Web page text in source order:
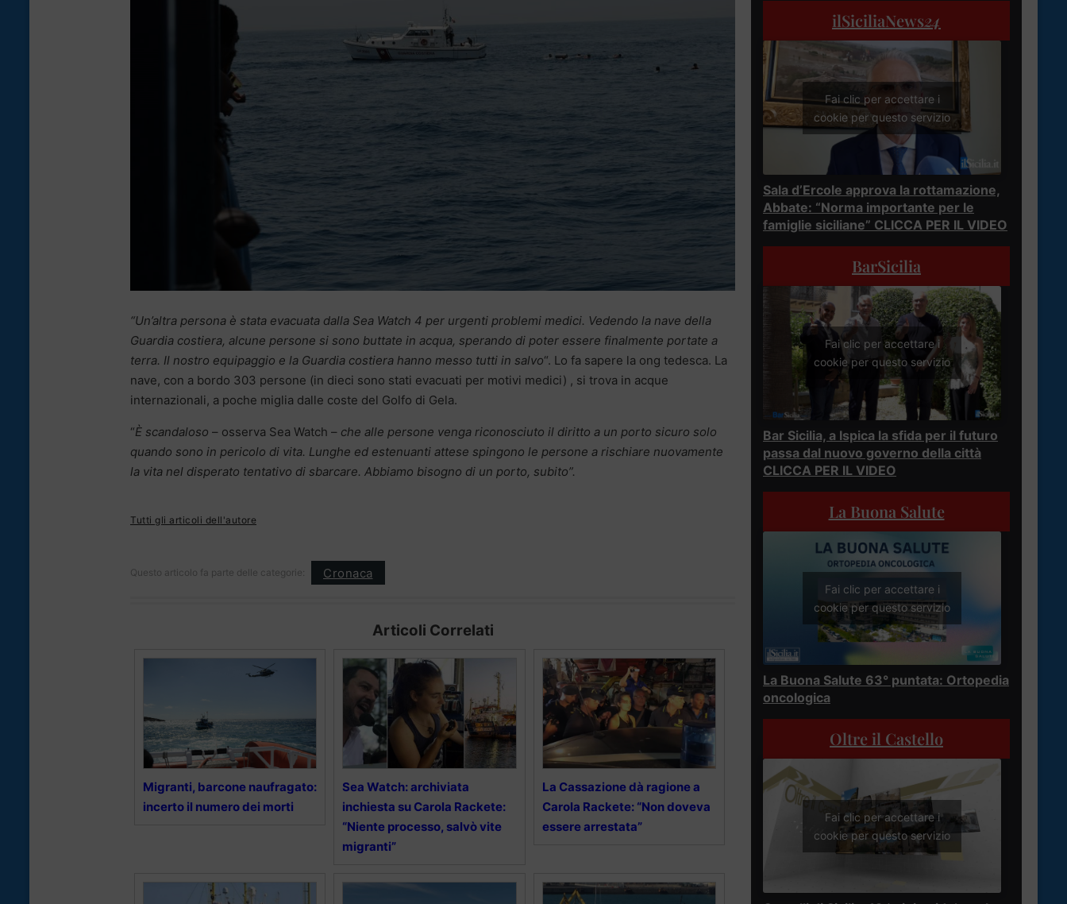
“Un’altra persona è stata evacuata dalla Sea Watch 4 per urgenti problemi medici. Vedendo la nave della
Guardia costiera, alcune persone si sono buttate in acqua, sperando di poter essere finalmente portate a
terra. Il nostro equipaggio e la Guardia costiera hanno messo tutti in salvo“. Lo fa sapere la ong tedesca. La
nave, con a bordo 303 persone (in dieci sono stati evacuati per motivi medici) , si trova in acque
internazionali, a poche miglia dalle coste del Golfo di Gela.
“È scandaloso – osserva Sea Watch – che alle persone venga riconosciuto il diritto a un porto sicuro solo
quando sono in pericolo di vita. Lunghe ed estenuanti attese spingono le persone a rischiare nuovamente
la vita nel disperato tentativo di sbarcare. Abbiamo bisogno di un porto, subito”.
Tutti gli articoli dell'autore
Questo articolo fa parte delle categorie: Cronaca
Articoli Correlati
Migranti, barcone naufragato:
incerto il numero dei morti
Sea Watch: archiviata
inchiesta su Carola Rackete:
“Niente processo, salvò vite
migranti”
La Cassazione dà ragione a
Carola Rackete: “Non doveva
essere arrestata”
ilSiciliaNews24
Fai clic per accettare i
cookie per questo servizio
Sala d’Ercole approva la rottamazione,
Abbate: “Norma importante per le
famiglie siciliane” CLICCA PER IL VIDEO
BarSicilia
Fai clic per accettare i
cookie per questo servizio
Bar Sicilia, a Ispica la sfida per il futuro
passa dal nuovo governo della città
CLICCA PER IL VIDEO
La Buona Salute
Fai clic per accettare i
cookie per questo servizio
La Buona Salute 63° puntata: Ortopedia
oncologica
Oltre il Castello
Fai clic per accettare i
cookie per questo servizio